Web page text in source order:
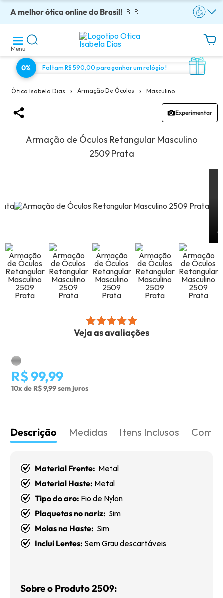
A melhor ótica online do Brasil!🇧🇷
Óculos completos armação + lentes a partir: R$199
Adquira em até 10x sem juros!
Enviamos para todo o Brasil!
Óculos de grau com preço justo!
Menu
0% Faltam R$ 590,00 para ganhar um relógio !
Ótica Isabela Dias › Armação De Óculos › Masculino
Experimentar
Armação de Óculos Retangular Masculino
2509 Prata
Veja as avaliações
R$ 99,99
10x de R$ 9,99 sem juros
Descrição Medidas Itens Inclusos Como
Material Frente: Metal
Material Haste: Metal
Tipo do aro: Fio de Nylon
Plaquetas no nariz: Sim
Molas na Haste: Sim
Inclui Lentes: Sem Grau descartáveis
Sobre o Produto 2509: